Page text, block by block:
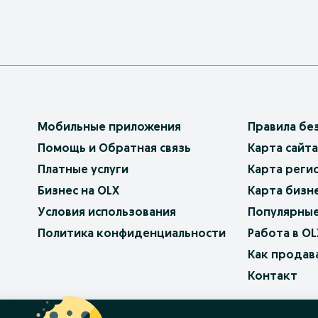
Мобильные приложения
Помощь и Обратная связь
Платные услуги
Бизнес на OLX
Условия использования
Политика конфиденциальности
Правила
Карта сайта
Карта
Карта
Работа в
Как
Контакт
OLX.bg